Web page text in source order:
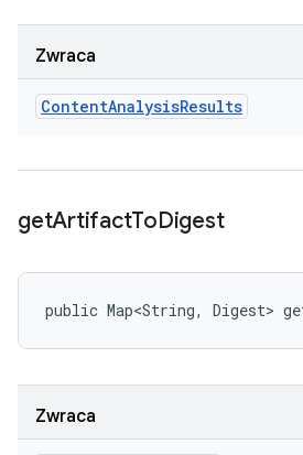
Zwraca
ContentAnalysisResults
getArtifactToDigest
public Map<String, Digest>
Zwraca